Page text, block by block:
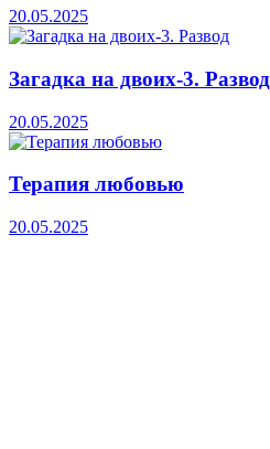
20.05.2025
Загадка на двоих-3. Развод
20.05.2025
Терапия любовью
20.05.2025